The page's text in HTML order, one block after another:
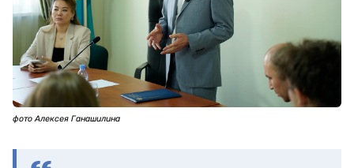
фото Алексея Ганашилина